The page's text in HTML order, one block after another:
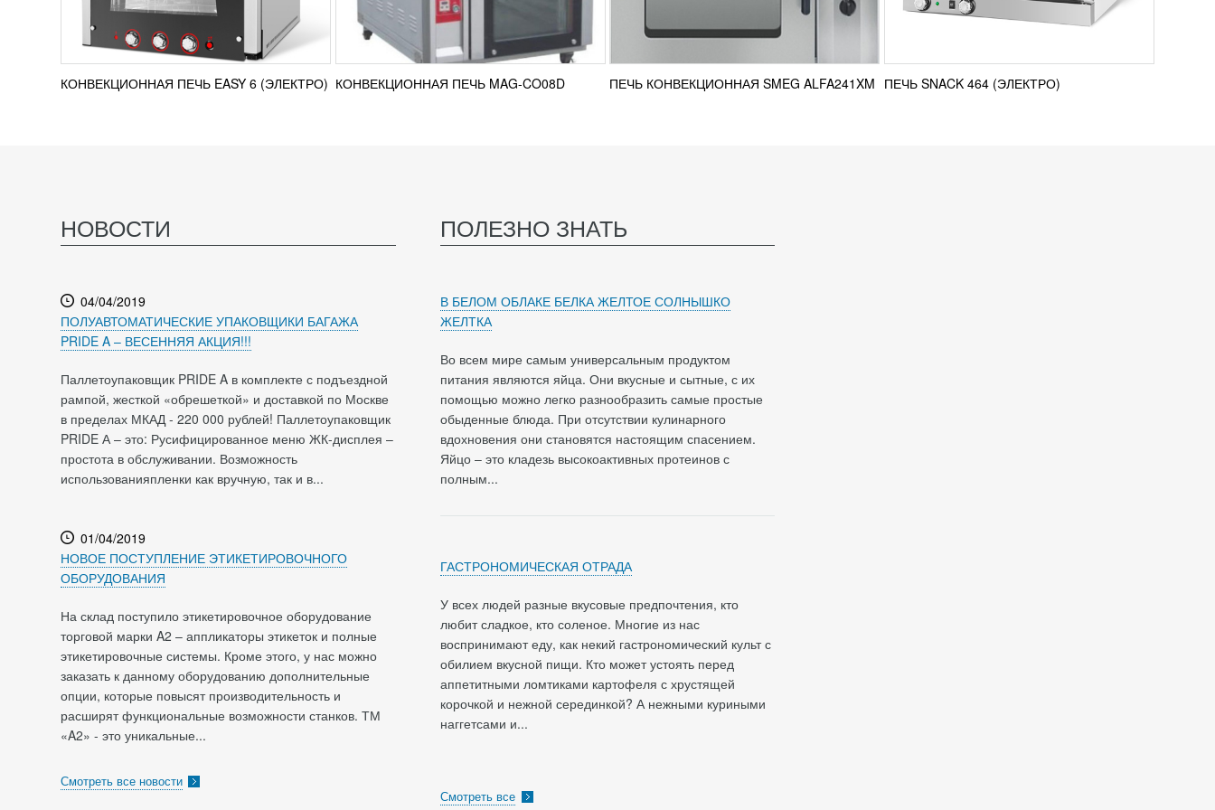
КОНВЕКЦИОННАЯ ПЕЧЬ EASY 6 (ЭЛЕКТРО) КОНВЕКЦИОННАЯ ПЕЧЬ MAG-CO08D ПЕЧЬ КОНВЕКЦИОННАЯ SMEG ALFA241XM ПЕЧЬ SNACK 464 (ЭЛЕКТРО)
НОВОСТИ
04/04/2019
ПОЛУАВТОМАТИЧЕСКИЕ УПАКОВЩИКИ БАГАЖА
PRIDE A – ВЕСЕННЯЯ АКЦИЯ!!!
Паллетоупаковщик PRIDE A в комплекте с подъездной
рампой, жесткой «обрешеткой» и доставкой по Москве
в пределах МКАД - 220 000 рублей! Паллетоупаковщик
PRIDE А – это: Русифицированное меню ЖК-дисплея –
простота в обслуживании. Возможность
использованияпленки как вручную, так и в...
01/04/2019
НОВОЕ ПОСТУПЛЕНИЕ ЭТИКЕТИРОВОЧНОГО
ОБОРУДОВАНИЯ
На склад поступило этикетировочное оборудование
торговой марки A2 – аппликаторы этикеток и полные
этикетировочные системы. Кроме этого, у нас можно
заказать к данному оборудованию дополнительные
опции, которые повысят производительность и
расширят функциональные возможности станков. ТМ
«A2» - это уникальные...
Смотреть все новости
ПОЛЕЗНО ЗНАТЬ
В БЕЛОМ ОБЛАКЕ БЕЛКА ЖЕЛТОЕ СОЛНЫШКО
ЖЕЛТКА
Во всем мире самым универсальным продуктом
питания являются яйца. Они вкусные и сытные, с их
помощью можно легко разнообразить самые простые
обыденные блюда. При отсутствии кулинарного
вдохновения они становятся настоящим спасением.
Яйцо – это кладезь высокоактивных протеинов с
полным...
ГАСТРОНОМИЧЕСКАЯ ОТРАДА
У всех людей разные вкусовые предпочтения, кто
любит сладкое, кто соленое. Многие из нас
воспринимают еду, как некий гастрономический культ с
обилием вкусной пищи. Кто может устоять перед
аппетитными ломтиками картофеля с хрустящей
корочкой и нежной серединкой? А нежными куриными
наггетсами и...
Смотреть все